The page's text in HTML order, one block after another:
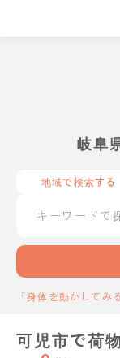
岐阜
地域で検索する
「身体を動かしてみ
可児市で荷